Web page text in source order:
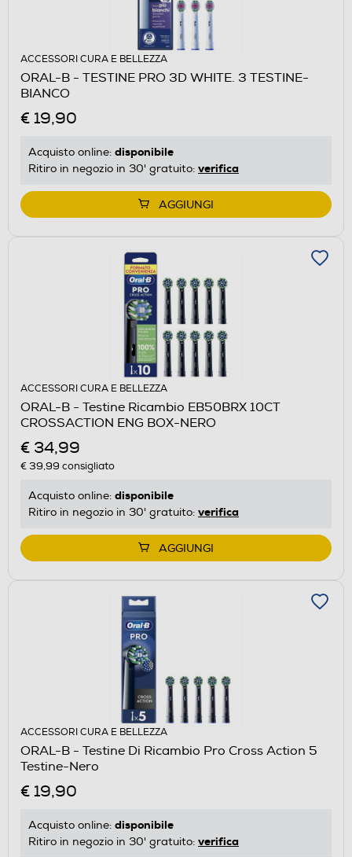
ACCESSORI CURA E BELLEZZA
ORAL-B - TESTINE PRO 3D WHITE. 3 TESTINE-
BIANCO
€ 19,90
Acquisto online: disponibile
Ritiro in negozio in 30' gratuito: verifica
AGGIUNGI
ACCESSORI CURA E BELLEZZA
ORAL-B - Testine Ricambio EB50BRX 10CT
CROSSACTION ENG BOX-NERO
€ 34,99
€ 39,99 consigliato
Acquisto online: disponibile
Ritiro in negozio in 30' gratuito: verifica
AGGIUNGI
ACCESSORI CURA E BELLEZZA
ORAL-B - Testine Di Ricambio Pro Cross Action 5
Testine-Nero
€ 19,90
Acquisto online: disponibile
Ritiro in negozio in 30' gratuito: verifica